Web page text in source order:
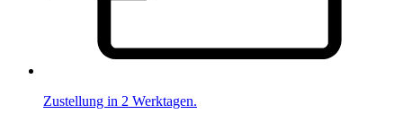
Zustellung in 2 Werktagen.